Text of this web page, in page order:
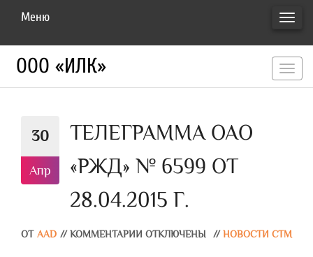
Меню
ООО «ИЛК»
30
Апр
ТЕЛЕГРАММА ОАО
«РЖД» № 6599 ОТ
28.04.2015 Г.
ОТ AAD // КОММЕНТАРИИ ОТКЛЮЧЕНЫ // НОВОСТИ СТМ